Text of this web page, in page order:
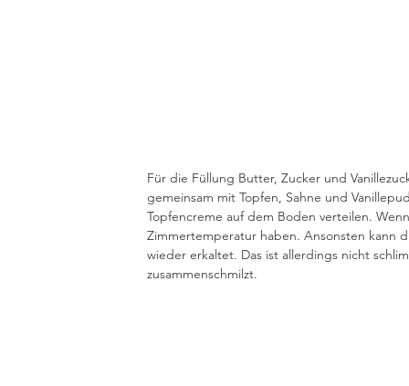
Für die Füllung Butter, Zucker und
gemeinsam mit Topfen, Sahne und
Topfencreme auf dem Boden verteilen.
Zimmertemperatur haben. Ansonsten
wieder erkaltet. Das ist allerdings nicht
zusammenschmilzt.